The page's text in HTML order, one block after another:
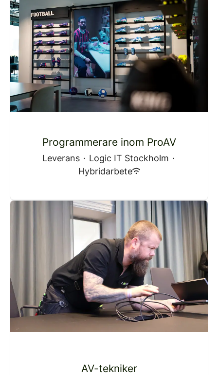
Programmerare inom ProAV
Leverans · Logic IT Stockholm ·
Hybridarbete
AV-tekniker